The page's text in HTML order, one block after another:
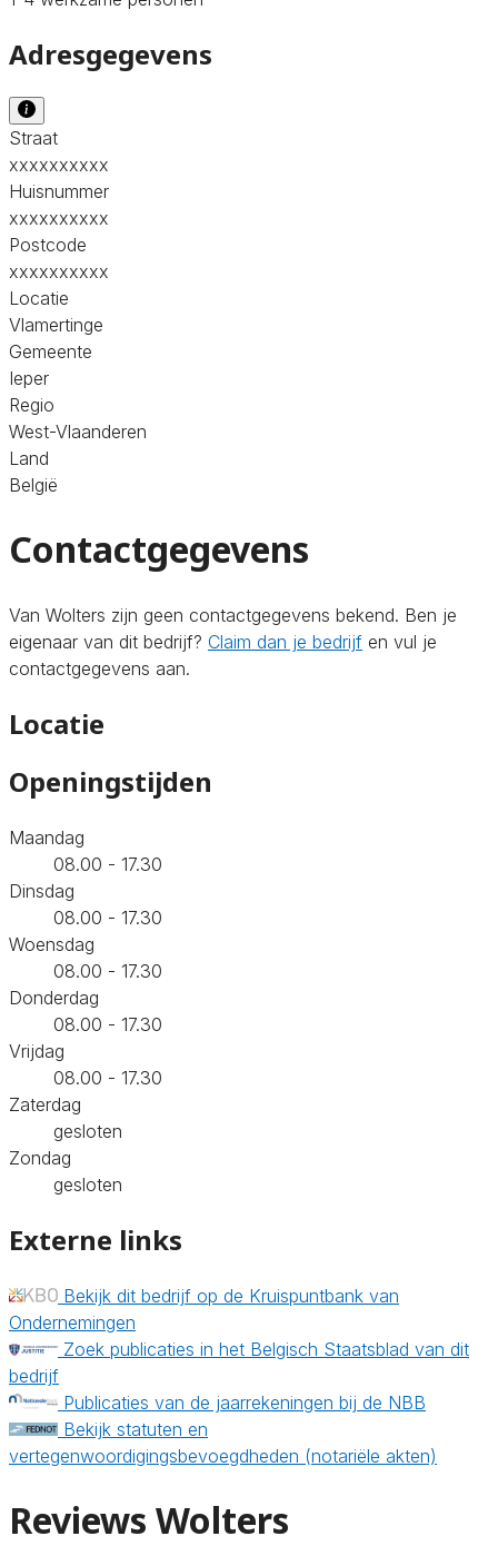
Adresgegevens
Straat
xxxxxxxxxx
Huisnummer
xxxxxxxxxx
Postcode
xxxxxxxxxx
Locatie
Vlamertinge
Gemeente
Ieper
Regio
West-Vlaanderen
Land
België
Contactgegevens
Van Wolters zijn geen contactgegevens bekend. Ben je
eigenaar van dit bedrijf? Claim dan je bedrijf en vul je
contactgegevens aan.
Locatie
Openingstijden
Maandag
08.00 - 17.30
Dinsdag
08.00 - 17.30
Woensdag
08.00 - 17.30
Donderdag
08.00 - 17.30
Vrijdag
08.00 - 17.30
Zaterdag
gesloten
Zondag
gesloten
Externe links
Bekijk dit bedrijf op de Kruispuntbank van
Ondernemingen
Zoek publicaties in het Belgisch Staatsblad van dit
bedrijf
Publicaties van de jaarrekeningen bij de NBB
Bekijk statuten en
vertegenwoordigingsbevoegdheden (notariële akten)
Reviews Wolters